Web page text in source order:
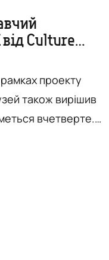
від Culture
проекту
також вирішив
вчетверте.
та суворі погляди
- у Міжнародний